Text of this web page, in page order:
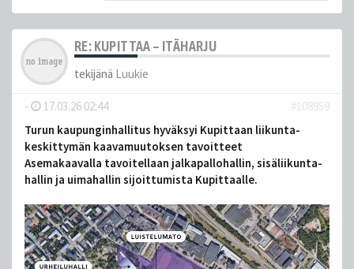
RE: KUPITTAA – ITÄHARJU
tekijänä Luukie
- 17.03.26 02:44
#108959
Turun kaupungin­hallitus hyväksyi Kupittaan liikunta­
keskittymän kaavamuutoksen tavoitteet
Asemakaavalla tavoitellaan jalkapallo­hallin, sisäliikunta­
hallin ja uima­hallin sijoittumista Kupittaalle.